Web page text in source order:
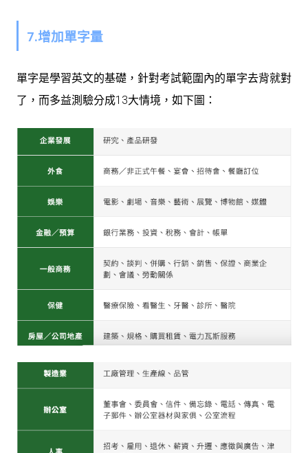
7.增加單字量
單字是學習英文的基礎，針對考試範圍內的單字去背就對
了，而多益測驗分成13大情境，如下圖：